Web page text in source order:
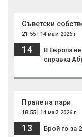
Съветски
21:55 | 14 май 2026 г.
14
В Европа
справка
Пране на пари
18:55 | 14 май 2026 г.
13 Брой го за